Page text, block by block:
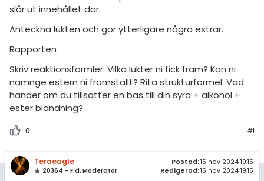
slår ut innehållet där.
Anteckna lukten och gör ytterligare några estrar.
Rapporten
Skriv reaktionsformler. Vilka lukter ni fick fram? Kan ni
namnge estern ni framställt? Rita strukturformel. Vad
händer om du tillsätter en bas till din syra + alkohol +
ester blandning?
0 #1
Teraeagle
20364 – F.d. Moderator
Postad:15 nov 2024 19:15
Redigerad:15 nov 2024 19:15